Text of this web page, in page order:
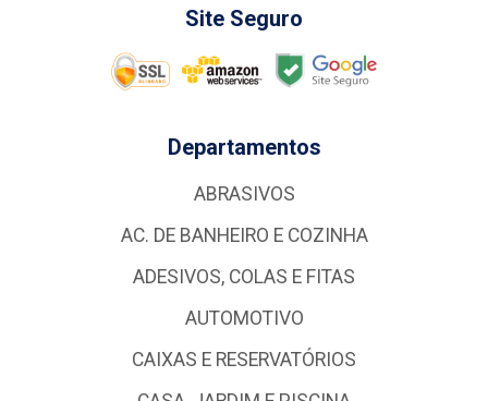
Site Seguro
Departamentos
ABRASIVOS
AC. DE BANHEIRO E COZINHA
ADESIVOS, COLAS E FITAS
AUTOMOTIVO
CAIXAS E RESERVATÓRIOS